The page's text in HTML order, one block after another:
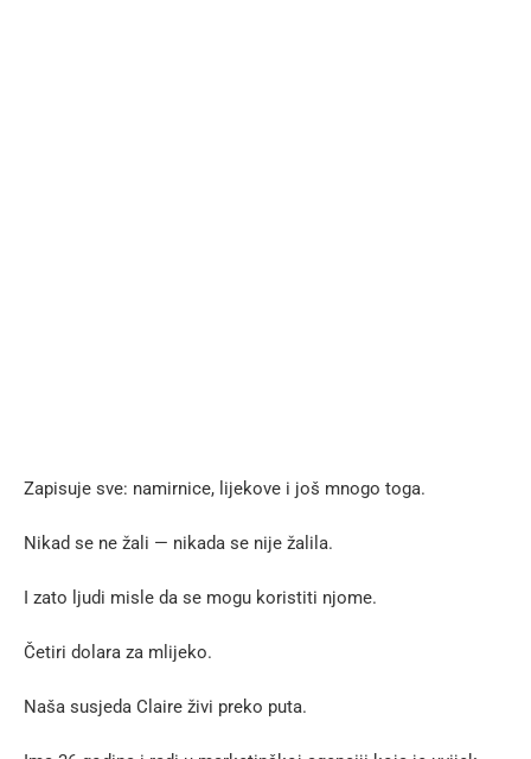
Zapisuje sve: namirnice, lijekove i još mnogo toga.
Nikad se ne žali — nikada se nije žalila.
I zato ljudi misle da se mogu koristiti njome.
Četiri dolara za mlijeko.
Naša susjeda Claire živi preko puta.